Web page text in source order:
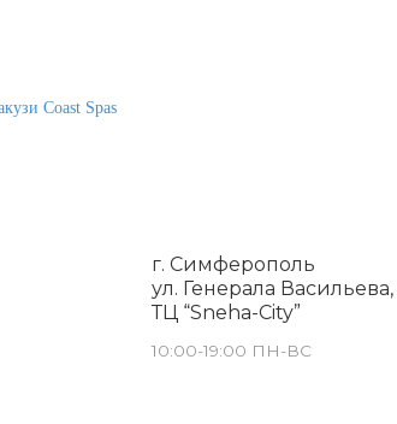
Coast Spas
г. Симферополь
ул. Генерала Васильева,
ТЦ “Sneha-City”
10:00-19:00 ПН-ВС